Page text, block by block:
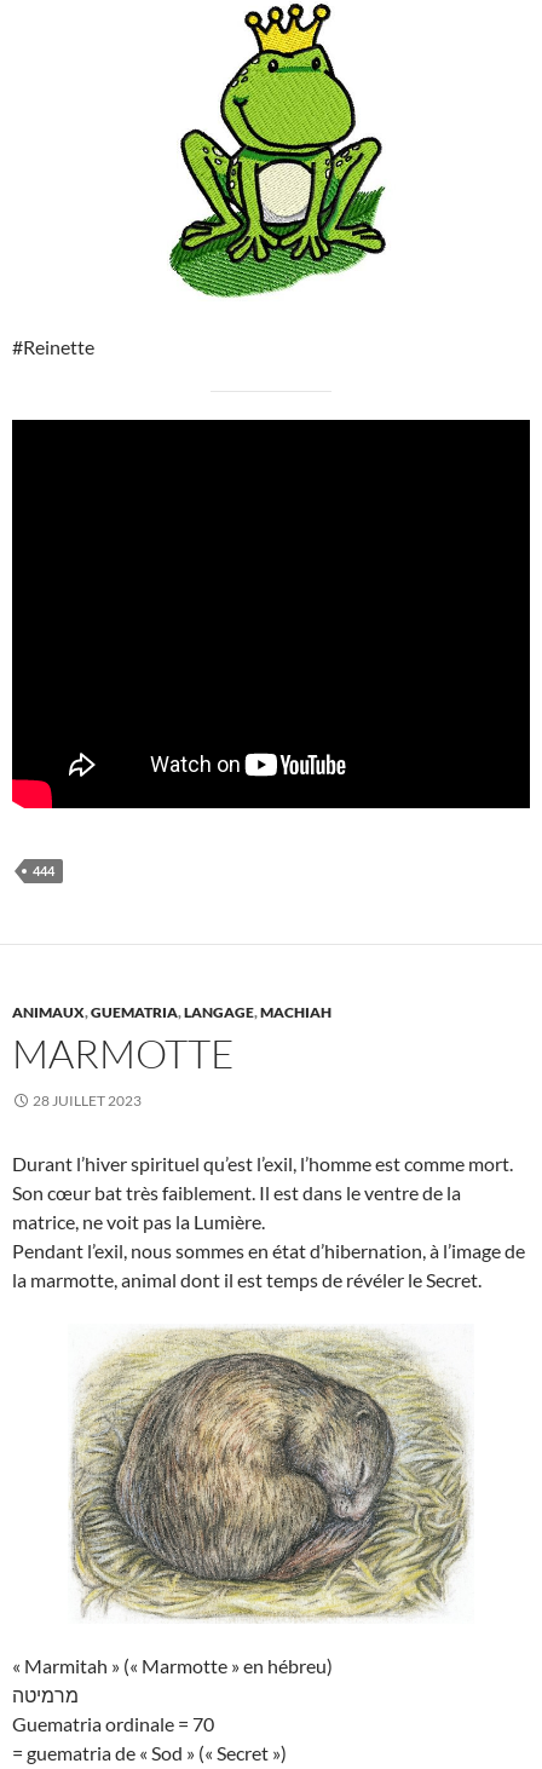
#Reinette
444
ANIMAUX,GUEMATRIA,LANGAGE,MACHIAH
MARMOTTE
28 JUILLET 2023
Durant l’hiver spirituel qu’est l’exil, l’homme est comme mort.
Son cœur bat très faiblement. Il est dans le ventre de la
matrice, ne voit pas la Lumière.
Pendant l’exil, nous sommes en état d’hibernation, à l’image de
la marmotte, animal dont il est temps de révéler le Secret.
« Marmitah » (« Marmotte » en hébreu)
מרמיטה
Guematria ordinale = 70
= guematria de « Sod » (« Secret »)